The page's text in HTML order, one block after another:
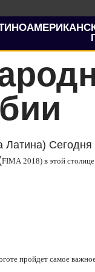
Латина)
FIMA 2018) в этой
пройдет самое